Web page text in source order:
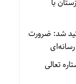
شد: ضرورت
بین‌المللی جایزه ۵ ستاره تعالی